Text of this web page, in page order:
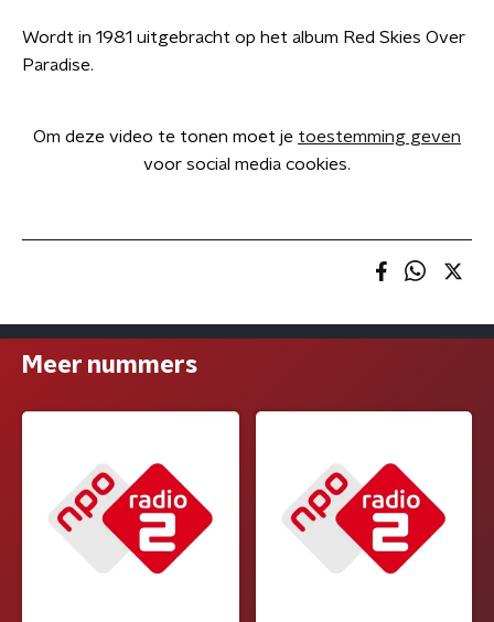
Wordt in 1981 uitgebracht op het album Red Skies Over
Paradise.
Om deze video te tonen moet je toestemming geven
voor social media cookies.
Meer nummers